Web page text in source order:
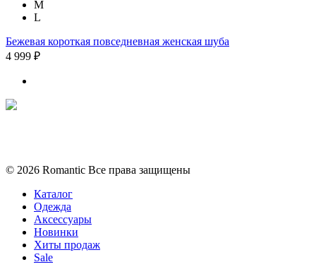
M
L
Бежевая короткая повседневная женская шуба
4 999 ₽
© 2026 Romantic Все права защищены
Каталог
Одежда
Аксессуары
Новинки
Хиты продаж
Sale